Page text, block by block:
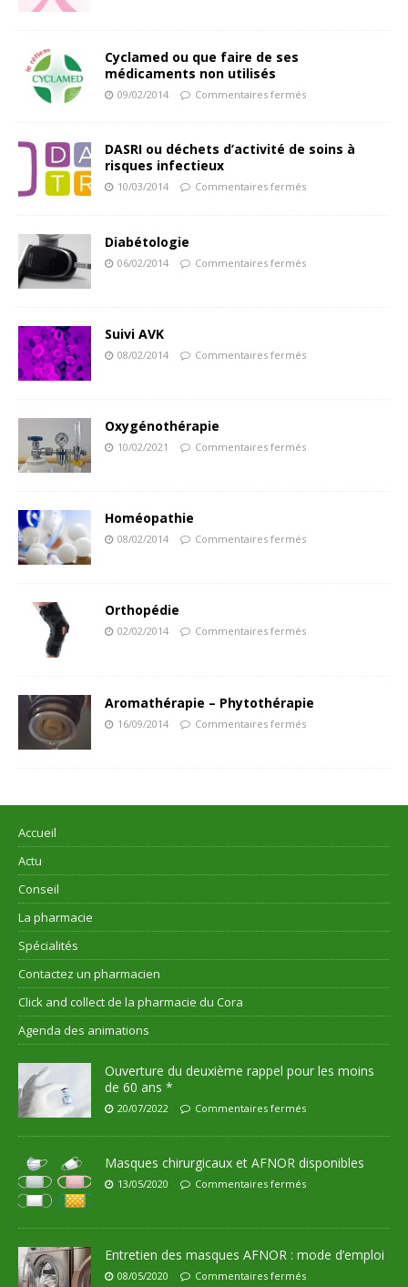
Cyclamed ou que faire de ses
médicaments non utilisés
09/02/2014 Commentaires fermés
DASRI ou déchets d’activité de soins à
risques infectieux
10/03/2014 Commentaires fermés
Diabétologie
06/02/2014 Commentaires fermés
Suivi AVK
08/02/2014 Commentaires fermés
Oxygénothérapie
10/02/2021 Commentaires fermés
Homéopathie
08/02/2014 Commentaires fermés
Orthopédie
02/02/2014 Commentaires fermés
Aromathérapie – Phytothérapie
16/09/2014 Commentaires fermés
Accueil
Actu
Conseil
La pharmacie
Spécialités
Contactez un pharmacien
Click and collect de la pharmacie du Cora
Agenda des animations
Ouverture du deuxième rappel pour les moins
de 60 ans *
20/07/2022 Commentaires fermés
Masques chirurgicaux et AFNOR disponibles
13/05/2020 Commentaires fermés
Entretien des masques AFNOR : mode d’emploi
08/05/2020 Commentaires fermés